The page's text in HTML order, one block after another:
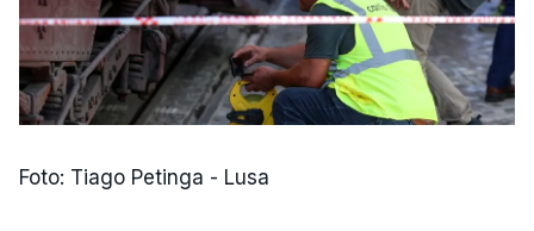
Foto: Tiago Petinga - Lusa